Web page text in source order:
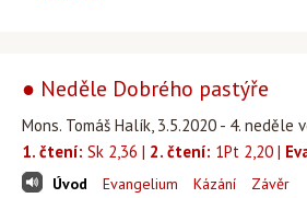
● Neděle Dobrého pastýře
Mons. Tomáš Halík, 3.5.2020 - 4. neděle
1. čtení: Sk 2,36 | 2. čtení: 1Pt 2,20 |
Úvod Evangelium Kázání Závěr